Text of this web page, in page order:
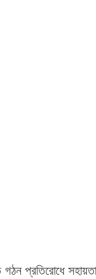
গঠন প্রতিরোধে